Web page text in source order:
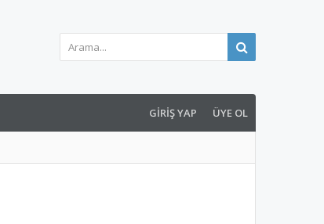
GIRIŞ YAP ÜYE OL